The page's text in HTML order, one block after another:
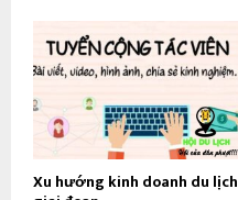
Xu hướng kinh doanh du lịch